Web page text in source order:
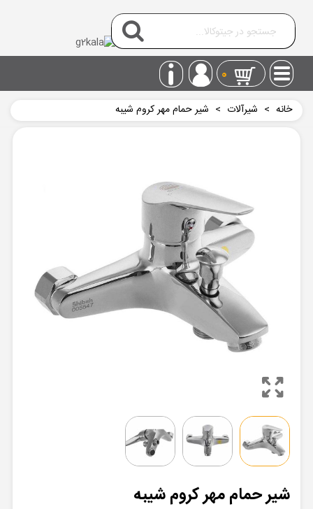
0
خانه > شیرآلات > شیر حمام مهر کروم شیبه
شیر حمام مهر کروم شیبه